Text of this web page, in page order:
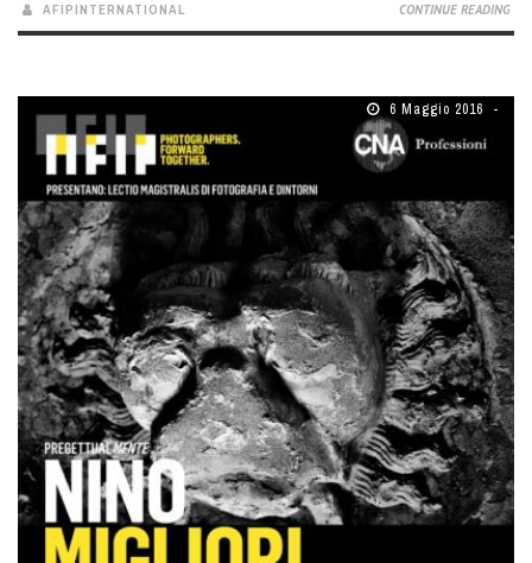
AFIPINTERNATIONAL CONTINUE READING
6 Maggio 2016